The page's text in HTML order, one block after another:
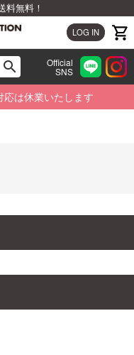
料無料！
LOG IN
search Official
SNS
は休業いたします